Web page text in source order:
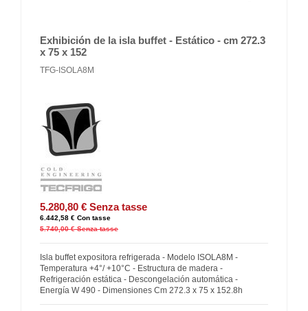
Exhibición de la isla buffet - Estático - cm 272.3
x 75 x 152
TFG-ISOLA8M
5.280,80 € Senza tasse
6.442,58 € Con tasse
5.740,00 € Senza tasse
Isla buffet expositora refrigerada - Modelo ISOLA8M -
Temperatura +4°/ +10°C - Estructura de madera -
Refrigeración estática - Descongelación automática -
Energía W 490 - Dimensiones Cm 272.3 x 75 x 152.8h